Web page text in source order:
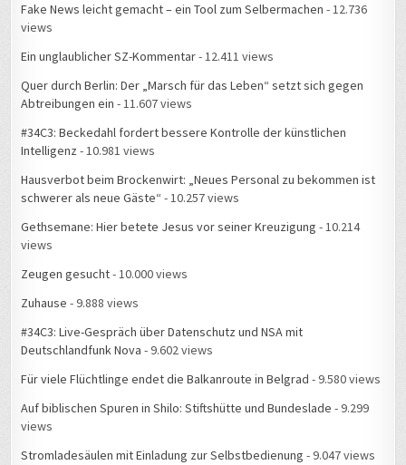
Fake News leicht gemacht – ein Tool zum Selbermachen - 12.736
views
Ein unglaublicher SZ-Kommentar- 12.411 views
Quer durch Berlin: Der „Marsch für das Leben“ setzt sich gegen
Abtreibungen ein - 11.607 views
#34C3: Beckedahl fordert bessere Kontrolle der künstlichen
Intelligenz - 10.981 views
Hausverbot beim Brockenwirt: „Neues Personal zu bekommen ist
schwerer als neue Gäste“ - 10.257 views
Gethsemane: Hier betete Jesus vor seiner Kreuzigung - 10.214
views
Zeugen gesucht- 10.000 views
Zuhause - 9.888 views
#34C3: Live-Gespräch über Datenschutz und NSA mit
Deutschlandfunk Nova - 9.602 views
Für viele Flüchtlinge endet die Balkanroute in Belgrad - 9.580 views
Auf biblischen Spuren in Shilo: Stiftshütte und Bundeslade - 9.299
views
Stromladesäulen mit Einladung zur Selbstbedienung - 9.047 views